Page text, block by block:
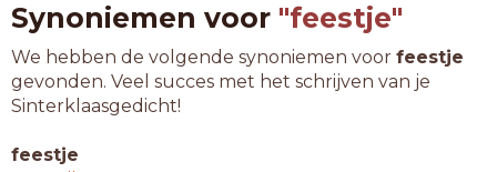
Synoniemen voor "feestje"
We hebben de volgende synoniemen voor feestje
gevonden. Veel succes met het schrijven van je
Sinterklaasgedicht!
feestje